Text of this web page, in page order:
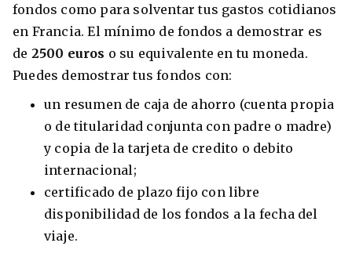
fondos como para solventar tus gastos cotidianos
en Francia. El mínimo de fondos a demostrar es
de 2500 euros o su equivalente en tu moneda.
Puedes demostrar tus fondos con:
un resumen de caja de ahorro (cuenta propia
o de titularidad conjunta con padre o madre)
y copia de la tarjeta de credito o debito
internacional;
certificado de plazo fijo con libre
disponibilidad de los fondos a la fecha del
viaje.